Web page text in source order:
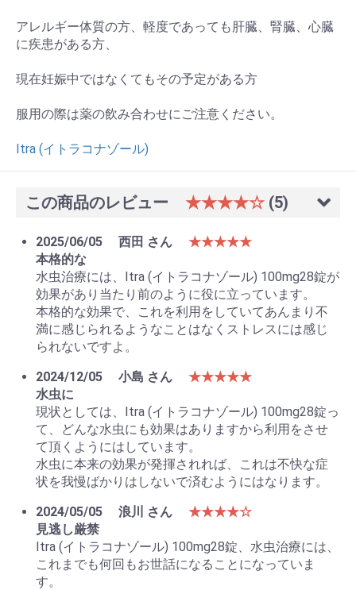
アレルギー体質の方、軽度であっても肝臓、腎臓、心臓
に疾患がある方、
現在妊娠中ではなくてもその予定がある方
服用の際は薬の飲み合わせにご注意ください。
Itra (イトラコナゾール)
この商品のレビュー ★★★★☆ (5)
2025/06/05 西田 さん
★★★★★
本格的な
水虫治療には、Itra (イトラコナゾール) 100mg28錠が
効果があり当たり前のように役に立っています。
本格的な効果で、これを利用をしていてあんまり不
満に感じられるようなことはなくストレスには感じ
られないですよ。
2024/12/05
小島 さん
★★★★★
水虫に
現状としては、Itra (イトラコナゾール) 100mg28錠っ
て、どんな水虫にも効果はありますから利用をさせ
て頂くようにはしています。
水虫に本来の効果が発揮されれば、これは不快な症
状を我慢ばかりはしないで済むようにはなります。
2024/05/05
浪川 さん
★★★★☆
見逃し厳禁
Itra (イトラコナゾール) 100mg28錠、水虫治療には、
これまでも何回もお世話になることになっていま
す。